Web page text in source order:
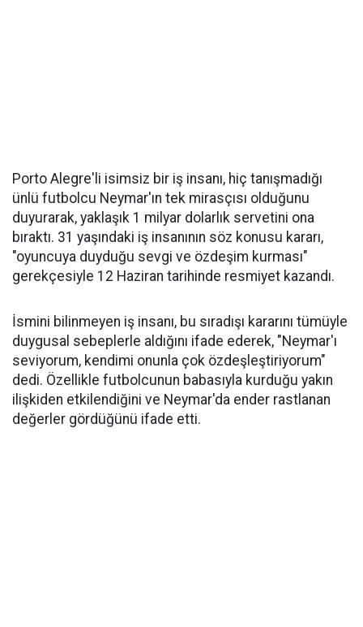
Porto Alegre'li isimsiz bir iş insanı, hiç tanışmadığı
ünlü futbolcu Neymar'ın tek mirasçısı olduğunu
duyurarak, yaklaşık 1 milyar dolarlık servetini ona
bıraktı. 31 yaşındaki iş insanının söz konusu kararı,
"oyuncuya duyduğu sevgi ve özdeşim kurması"
gerekçesiyle 12 Haziran tarihinde resmiyet kazandı.
İsmini bilinmeyen iş insanı, bu sıradışı kararını tümüyle
duygusal sebeplerle aldığını ifade ederek, "Neymar'ı
seviyorum, kendimi onunla çok özdeşleştiriyorum"
dedi. Özellikle futbolcunun babasıyla kurduğu yakın
ilişkiden etkilendiğini ve Neymar'da ender rastlanan
değerler gördüğünü ifade etti.